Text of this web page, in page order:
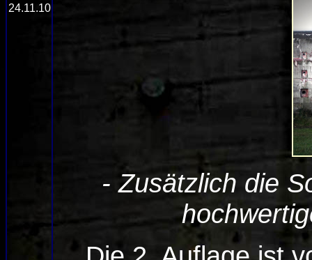
24.11.10
- Zusätzlich die